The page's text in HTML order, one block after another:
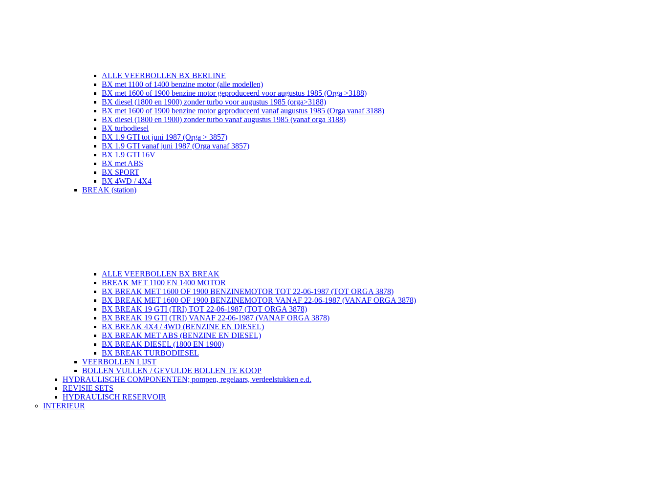
ALLE VEERBOLLEN BX BERLINE
BX met 1100 of 1400 benzine motor (alle modellen)
BX met 1600 of 1900 benzine motor geproduceerd voor augustus 1985 (Orga >3188)
BX diesel (1800 en 1900) zonder turbo voor augustus 1985 (orga>3188)
BX met 1600 of 1900 benzine motor geproduceerd vanaf augustus 1985 (Orga vanaf 3188)
BX diesel (1800 en 1900) zonder turbo vanaf augustus 1985 (vanaf orga 3188)
BX turbodiesel
BX 1.9 GTI tot juni 1987 (Orga > 3857)
BX 1.9 GTI vanaf juni 1987 (Orga vanaf 3857)
BX 1.9 GTI 16V
BX met ABS
BX SPORT
BX 4WD / 4X4
BREAK (station)
ALLE VEERBOLLEN BX BREAK
BREAK MET 1100 EN 1400 MOTOR
BX BREAK MET 1600 OF 1900 BENZINEMOTOR TOT 22-06-1987 (TOT ORGA 3878)
BX BREAK MET 1600 OF 1900 BENZINEMOTOR VANAF 22-06-1987 (VANAF ORGA 3878)
BX BREAK 19 GTI (TRI) TOT 22-06-1987 (TOT ORGA 3878)
BX BREAK 19 GTI (TRI) VANAF 22-06-1987 (VANAF ORGA 3878)
BX BREAK 4X4 / 4WD (BENZINE EN DIESEL)
BX BREAK MET ABS (BENZINE EN DIESEL)
BX BREAK DIESEL (1800 EN 1900)
BX BREAK TURBODIESEL
VEERBOLLEN LIJST
BOLLEN VULLEN / GEVULDE BOLLEN TE KOOP
HYDRAULISCHE COMPONENTEN; pompen, regelaars, verdeelstukken e.d.
REVISIE SETS
HYDRAULISCH RESERVOIR
INTERIEUR